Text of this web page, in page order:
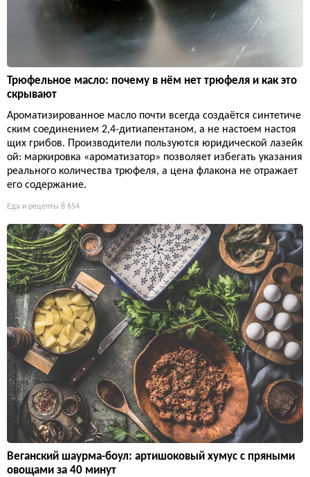
Трюфельное масло: почему в нём нет трюфеля и как это
скрывают
Ароматизированное масло почти всегда создаётся синтетиче
ским соединением 2,4-дитиапентаном, а не настоем настоя
щих грибов. Производители пользуются юридической лазейк
ой: маркировка «ароматизатор» позволяет избегать указания
реального количества трюфеля, а цена флакона не отражает
его содержание.
Еда и рецепты 8 654
Веганский шаурма-боул: артишоковый хумус с пряными
овощами за 40 минут